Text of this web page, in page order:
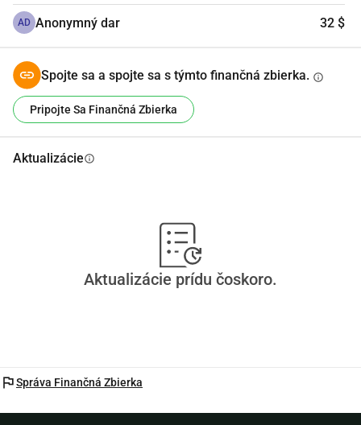
AD Anonymný dar 32 $
Spojte sa a spojte sa s týmto finančná zbierka. info
Pripojte Sa Finančná Zbierka
Aktualizácieinfo
Aktualizácie prídu čoskoro.
flagSpráva Finančná Zbierka